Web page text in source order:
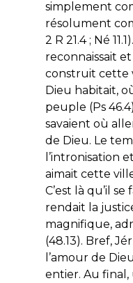
simplement
résolument
2 R 21.4 ; Né
reconnaissait
construit cette
Dieu habitait,
peuple (Ps
savaient où
de Dieu. Le
l’intronisation
aimait cette
C’est là qu’il
rendait la
magnifique,
(48.13). Bref,
l’amour de
entier. Au final,